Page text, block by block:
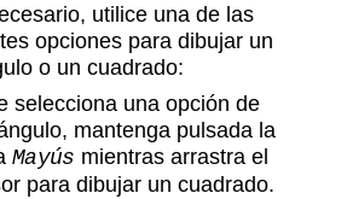
utilice una de las
opciones para dibujar un
o un cuadrado:
selecciona una opción de
mantenga pulsada la
Mayús mientras arrastra el
para dibujar un cuadrado.